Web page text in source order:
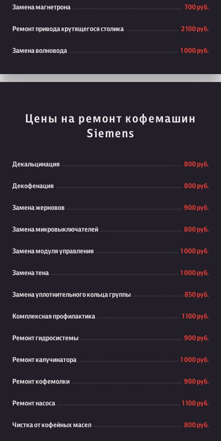
Замена магнетрона 700 руб.
Ремонт привода крутящегося столика 2 100 руб.
Замена волновода 1 000 руб.
Цены на ремонт кофемашин
Siemens
Декальцинация 800 руб.
Декофенация 800 руб.
Замена жерновов 900 руб.
Замена микровыключателей 800 руб.
Замена модуля управления 1 000 руб.
Замена тена 1 000 руб.
Замена уплотнительного кольца группы 850 руб.
Комплексная профилактика 1 100 руб.
Ремонт гидросистемы 900 руб.
Ремонт капучинатора 1 000 руб.
Ремонт кофемолки 900 руб.
Ремонт насоса 1 100 руб.
Чистка от кофейных масел 800 руб.